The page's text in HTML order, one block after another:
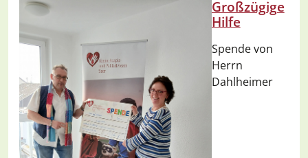
Großzügige
Hilfe
Spende von
Herrn
Dahlheimer